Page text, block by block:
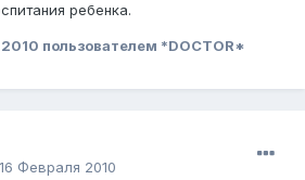
ребенка.
пользователем *DOCTOR*
16 Февраля 2010